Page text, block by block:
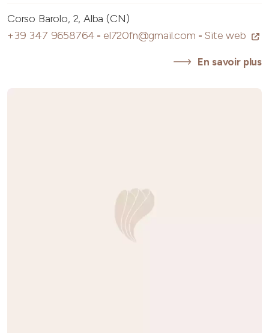
Corso Barolo, 2, Alba (CN)
+39 347 9658764 - el720fn@gmail.com - Site web
En savoir plus